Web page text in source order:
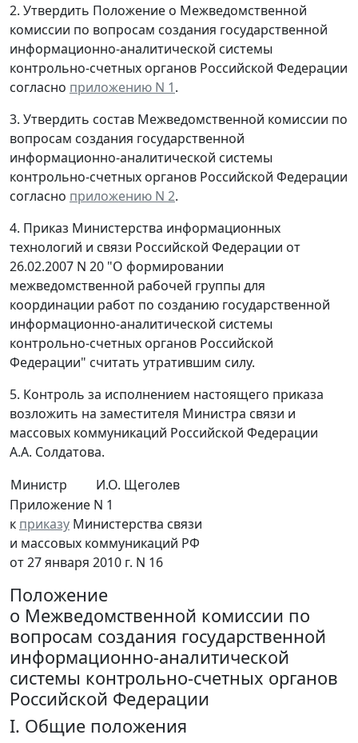
2. Утвердить Положение о Межведомственной
комиссии по вопросам создания государственной
информационно-аналитической системы
контрольно-счетных органов Российской Федерации
согласно приложению N 1.
3. Утвердить состав Межведомственной комиссии по
вопросам создания государственной
информационно-аналитической системы
контрольно-счетных органов Российской Федерации
согласно приложению N 2.
4. Приказ Министерства информационных
технологий и связи Российской Федерации от
26.02.2007 N 20 "О формировании
межведомственной рабочей группы для
координации работ по созданию государственной
информационно-аналитической системы
контрольно-счетных органов Российской
Федерации" считать утратившим силу.
5. Контроль за исполнением настоящего приказа
возложить на заместителя Министра связи и
массовых коммуникаций Российской Федерации
А.А. Солдатова.
Министр
И.О. Щеголев
Приложение N 1
к приказу Министерства связи
и массовых коммуникаций РФ
от 27 января 2010 г. N 16
Положение
о Межведомственной комиссии по
вопросам создания государственной
информационно-аналитической
системы контрольно-счетных органов
Российской Федерации
I. Общие положения